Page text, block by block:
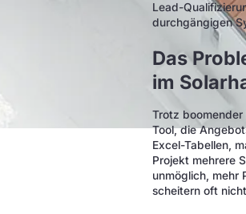
Lead-
durchgängigen
Das
im
Trotz boomender
Tool, die
Excel-Tabellen,
Projekt mehrere
unmöglich, mehr
scheitern oft